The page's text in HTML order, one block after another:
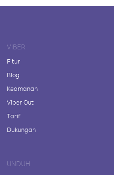
VIBER
Fitur
Blog
Keamanan
Viber Out
Tarif
Dukungan
UNDUH